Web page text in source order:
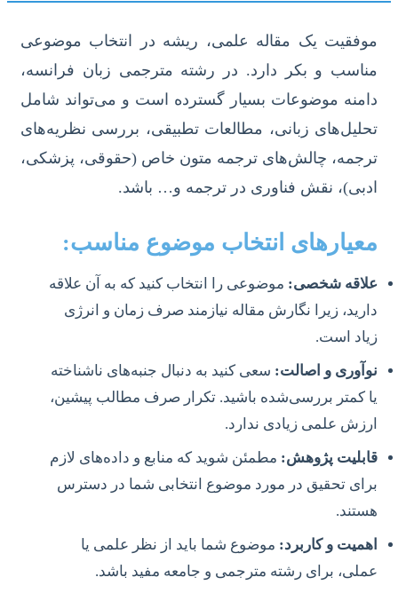
موفقیت یک مقاله علمی، ریشه در انتخاب موضوعی
مناسب و بکر دارد. در رشته مترجمی زبان فرانسه،
دامنه موضوعات بسیار گسترده است و می‌تواند شامل
تحلیل‌های زبانی، مطالعات تطبیقی، بررسی نظریه‌های
ترجمه، چالش‌های ترجمه متون خاص (حقوقی، پزشکی،
ادبی)، نقش فناوری در ترجمه و… باشد.
معیارهای انتخاب موضوع مناسب:
علاقه شخصی: موضوعی را انتخاب کنید که به آن علاقه
دارید، زیرا نگارش مقاله نیازمند صرف زمان و انرژی
زیاد است.
نوآوری و اصالت: سعی کنید به دنبال جنبه‌های ناشناخته
یا کمتر بررسی‌شده باشید. تکرار صرف مطالب پیشین،
ارزش علمی زیادی ندارد.
قابلیت پژوهش: مطمئن شوید که منابع و داده‌های لازم
برای تحقیق در مورد موضوع انتخابی شما در دسترس
هستند.
اهمیت و کاربرد: موضوع شما باید از نظر علمی یا
عملی، برای رشته مترجمی و جامعه مفید باشد.